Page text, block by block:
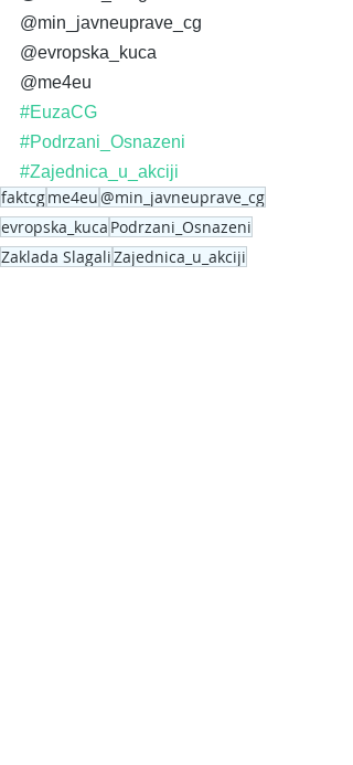
@min_javneuprave_cg
@evropska_kuca
@me4eu
#EuzaCG
#Podrzani_Osnazeni
#Zajednica_u_akciji
faktcgme4eu@min_javneuprave_cg
evropska_kuca Podrzani_Osnazeni
Zaklada SlagaliZajednica_u_akciji